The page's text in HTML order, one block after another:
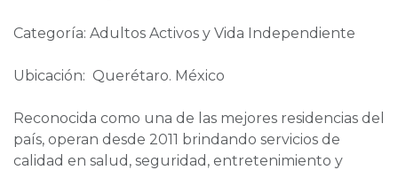
Categoría: Adultos Activos y Vida Independiente
Ubicación: Querétaro. México
Reconocida como una de las mejores residencias del
país, operan desde 2011 brindando servicios de
calidad en salud, seguridad, entretenimiento y